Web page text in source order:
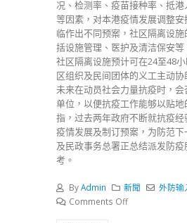
况、检测率、疫苗接种率、抵
等因素，对本港疫情发展调整
临作出不同预案，社区隔离设
括设施管理、医护及清洁保安
社区隔离设施预计可在24至48
区组织及民间团体的义工主动
未来在动员社会力量抗疫时，
单位，以便抗疫工作能够以贴
指，过去两年政府不断就抗疫
疫情发展及制订预案，为防范
及民政事务总署正总结派发防
考。
ByAdmin 新聞 外防输
Comments Off